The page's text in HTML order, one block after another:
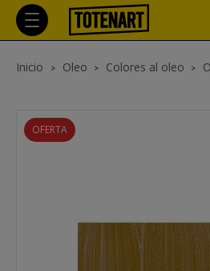
Inicio Oleo Colores al oleo
OFERTA